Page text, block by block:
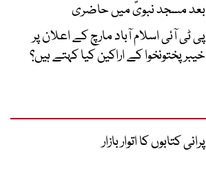
بعد مسجد نبویؐ میں حاضری
پی ٹی آئی اسلام آباد مارچ کے اعلان پر
خیبر پختونخوا کے اراکین کیا کہتے ہیں؟
پرانی کتابوں کا اتوار بازار